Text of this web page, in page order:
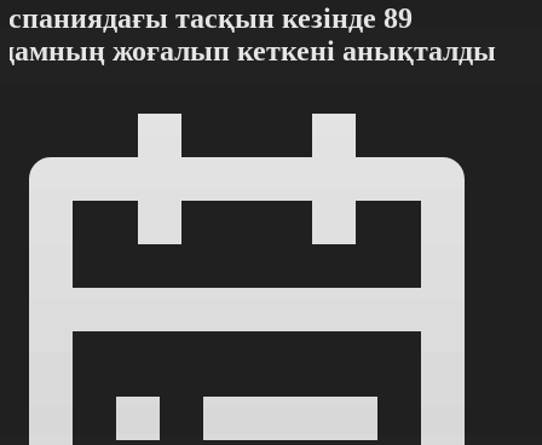
тасқын кезінде 89
жоғалып кеткені анықталды